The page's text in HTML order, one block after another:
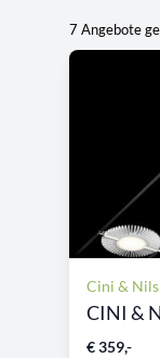
7 Angebote
Cini & Nils
CINI &
€ 359,-